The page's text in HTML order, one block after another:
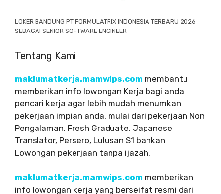
LOKER BANDUNG PT FORMULATRIX INDONESIA TERBARU 2026
SEBAGAI SENIOR SOFTWARE ENGINEER
Tentang Kami
maklumatkerja.mamwips.com membantu
memberikan info lowongan Kerja bagi anda
pencari kerja agar lebih mudah menumkan
pekerjaan impian anda, mulai dari pekerjaan Non
Pengalaman, Fresh Graduate, Japanese
Translator, Persero, Lulusan S1 bahkan
Lowongan pekerjaan tanpa ijazah.
maklumatkerja.mamwips.com memberikan
info lowongan kerja yang berseifat resmi dari